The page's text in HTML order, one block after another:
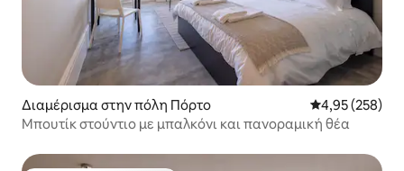
Διαμέρισμα στην πόλη Πόρτο Μέση
4,95 (258)
Μπουτίκ στούντιο με μπαλκόνι και πανοραμική θέα